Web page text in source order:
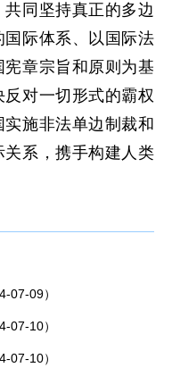
同坚持真正的多边
际体系、以国际法
章宗旨和原则为基
对一切形式的霸权
施非法单边制裁和
关系，携手构建人类
07-09）
07-10）
07-10）